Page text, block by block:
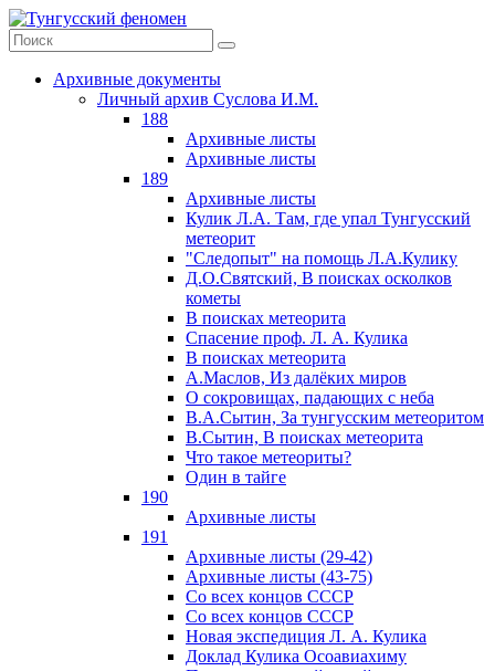
Архивные документы
Личный архив Суслова И.М.
188
Архивные листы
Архивные листы
189
Архивные листы
Кулик Л.А. Там, где упал Тунгусский
метеорит
"Следопыт" на помощь Л.А.Кулику
Д.О.Святский, В поисках осколков
кометы
В поисках метеорита
Спасение проф. Л. А. Кулика
В поисках метеорита
А.Маслов, Из далёких миров
О сокровищах, падающих с неба
В.А.Сытин, За тунгусским метеоритом
В.Сытин, В поисках метеорита
Что такое метеориты?
Один в тайге
190
Архивные листы
191
Архивные листы (29-42)
Архивные листы (43-75)
Со всех концов СССР
Со всех концов СССР
Новая экспедиция Л. А. Кулика
Доклад Кулика Осоавиахиму